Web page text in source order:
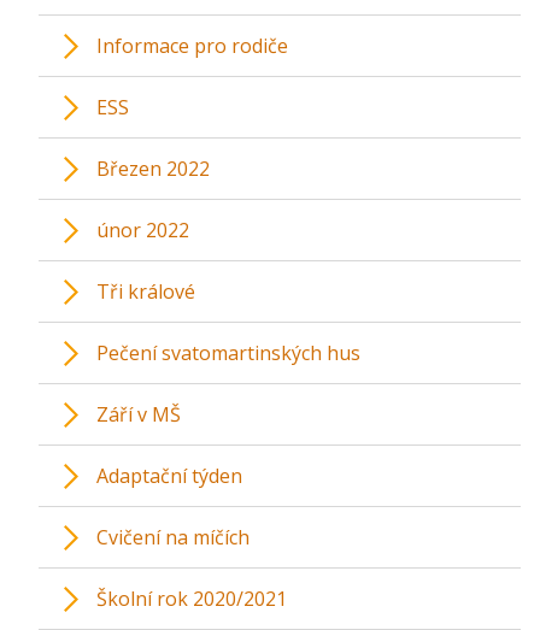
Informace pro rodiče
ESS
Březen 2022
únor 2022
Tři králové
Pečení svatomartinských hus
Září v MŠ
Adaptační týden
Cvičení na míčích
Školní rok 2020/2021